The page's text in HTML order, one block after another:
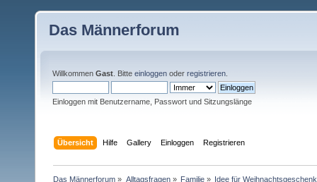
Das Männerforum
Willkommen Gast . Bitte einloggen oder registrieren
Einloggen mit Benutzername, Passwort und Sitzungslänge
Übersicht Hilfe Gallery Einloggen Registrieren
Das Männerforum » Alltagsfragen» Familie» Idee für